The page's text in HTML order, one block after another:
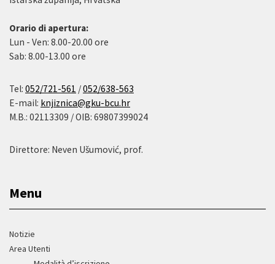
Orario di apertura:
Lun - Ven: 8.00-20.00 ore
Sab: 8.00-13.00 ore
Tel: 052/721-561 /052/638-563
E-mail: knjiznica@gku-bcu.hr
M.B.: 02113309 / OIB: 69807399024
Direttore: Neven Ušumović, prof.
Menu
Notizie
Area Utenti